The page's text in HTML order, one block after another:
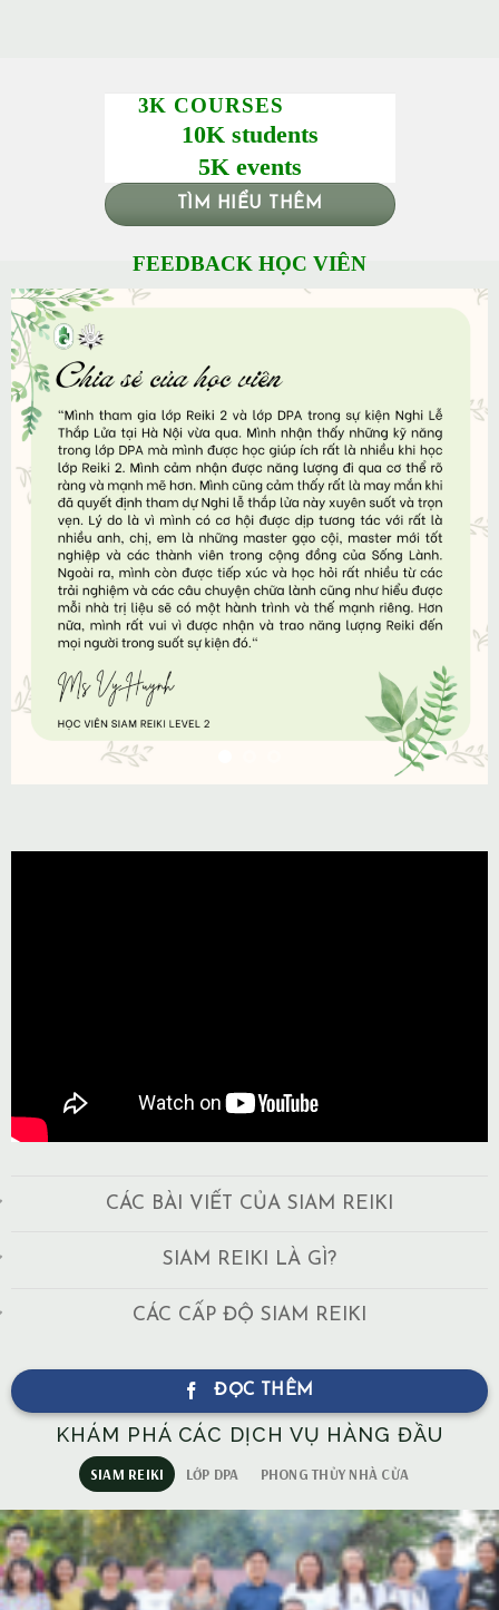
3K COURSES
10K students
5K events
TÌM HIỂU THÊM
FEEDBACK HỌC VIÊN
CÁC BÀI VIẾT CỦA SIAM REIKI
SIAM REIKI LÀ GÌ?
CÁC CẤP ĐỘ SIAM REIKI
ĐỌC THÊM
KHÁM PHÁ CÁC DỊCH VỤ HÀNG ĐẦU
SIAM REIKI LỚP DPA PHONG THỦY NHÀ CỬA